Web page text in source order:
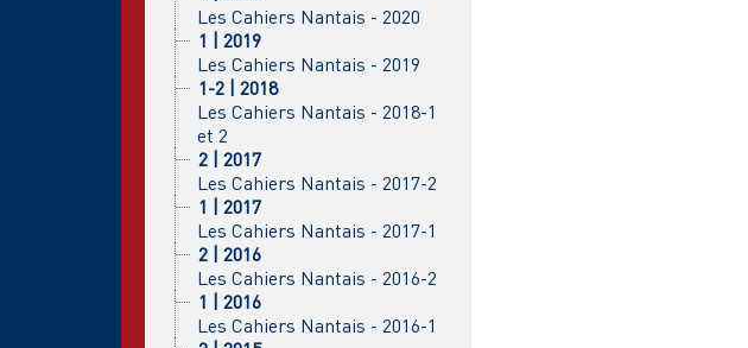
Les Cahiers Nantais - 2020
1 | 2019
Les Cahiers Nantais - 2019
1-2 | 2018
Les Cahiers Nantais - 2018-1
et 2
2 | 2017
Les Cahiers Nantais - 2017-2
1 | 2017
Les Cahiers Nantais - 2017-1
2 | 2016
Les Cahiers Nantais - 2016-2
1 | 2016
Les Cahiers Nantais - 2016-1